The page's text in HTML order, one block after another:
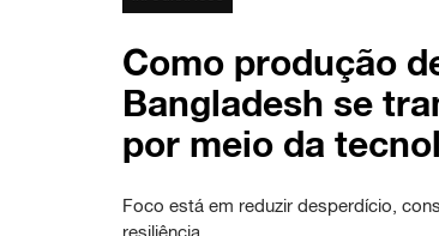
Como produção
Bangladesh se
por meio da
Foco está em reduzir desperdício,
resiliência